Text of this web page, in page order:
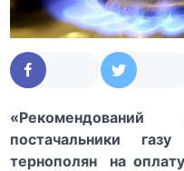
постачальники
тернополян на